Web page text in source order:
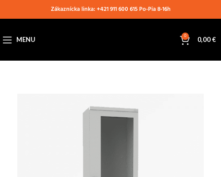
Zákaznícka linka: +421 911 600 615 Po-Pia 8-16h
MENU 0 0,00€